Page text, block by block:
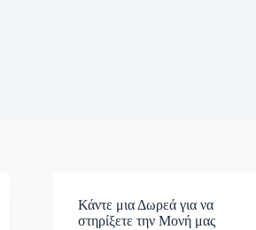
Κάντε μια Δωρεά για να
στηρίξετε την Μονή μας